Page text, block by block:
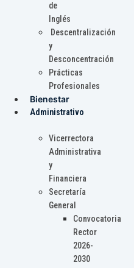
de
Inglés
Descentralización
y
Desconcentración
Prácticas
Profesionales
Bienestar
Administrativo
Vicerrectora
Administrativa
y
Financiera
Secretaría
General
Convocatoria
Rector
2026-
2030